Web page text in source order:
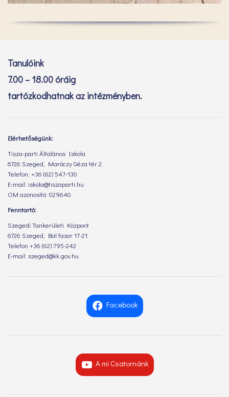
Tanulóink
7.00 – 18.00 óráig
tartózkodhatnak az intézményben.
Elérhetőségünk:
Tisza-parti Általános Iskola
6726 Szeged, Maróczy Géza tér 2.
Telefon: +36 (62) 547-130
E-mail: iskola@tiszaparti.hu
OM azonosító: 029640
Fenntartó:
Szegedi Tankerületi Központ
6726 Szeged, Bal fasor 17-21.
Telefon +36 (62) 795-242
E-mail: szeged@kk.gov.hu
Facebook
A mi Csatornánk